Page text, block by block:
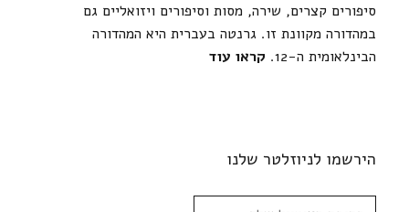
סיפורים קצרים, שירה, מסות וסיפורים ויזואליים גם
במהדורה מקוונת זו. גרנטה בעברית היא המהדורה
הבינלאומית ה-12.
קראו עוד
הירשמו לניוזלטר שלנו